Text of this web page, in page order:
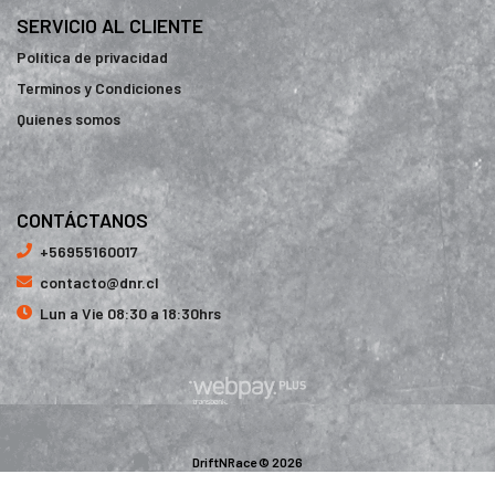
SERVICIO AL CLIENTE
Política de privacidad
Terminos y Condiciones
Quienes somos
CONTÁCTANOS
+56955160017
contacto@dnr.cl
Lun a Vie 08:30 a 18:30hrs
DriftNRace © 2026